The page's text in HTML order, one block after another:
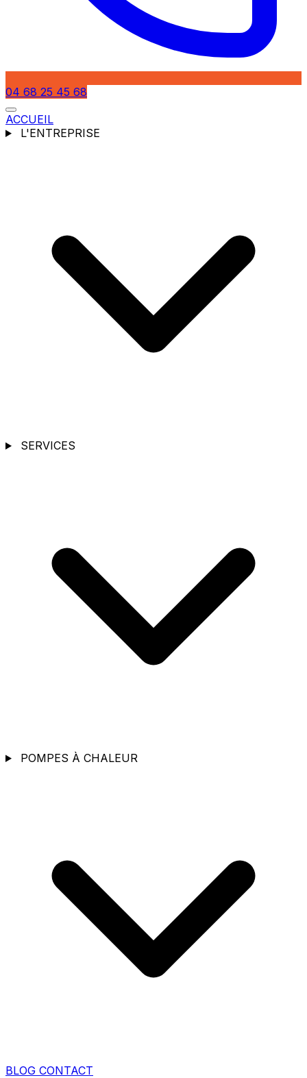
04 68 25 45 68
ACCUEIL
L'ENTREPRISE
SERVICES
POMPES À CHALEUR
BLOG CONTACT